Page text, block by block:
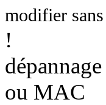
modifier
!
ou MAC